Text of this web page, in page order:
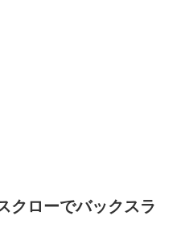
クローでバックスラ